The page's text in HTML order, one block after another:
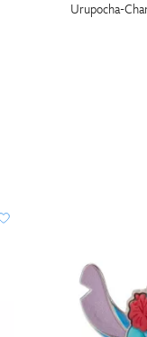
Urupocha-